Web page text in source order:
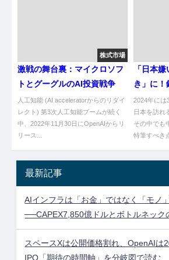
株式市場
激戦の舞台裏：マイクロソフ
トとグーグルのAI投資戦争
人工知能 (AI acceleratorからのリダイ
レクト) 第3次人工知能ブームが続く
中、2022年11月30日にOpenAIからリ
リース...
「日本
き」に！
人の心変
2024年には
日本を訪れ
その中でも
特筆すべき
最新記事
AIインフラは「お金」ではなく「モノ
──CAPEX7,850億ドルとボトルネック
スペースXは公開価格割れ、OpenAIは
IPO「期待の時間軸」を分岐図で読む